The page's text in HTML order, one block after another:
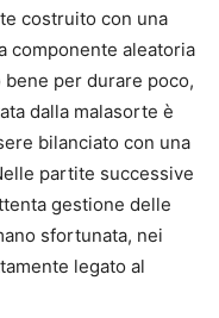
costruito con una
componente aleatoria
per durare poco,
dalla malasorte è
bilanciato con una
partite successive
gestione delle
sfortunata, nei
legato al